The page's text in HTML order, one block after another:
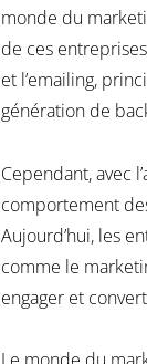
monde du
de ces
et l’emailing,
génération de
Cependant, avec
comportement
Aujourd’hui, les
comme le
engager et